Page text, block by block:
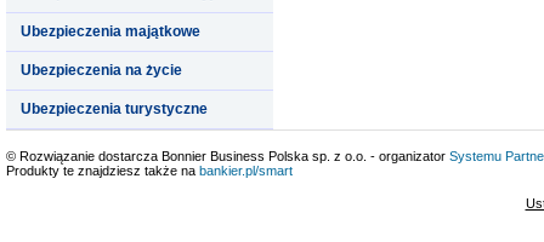
Ubezpieczenia majątkowe
Ubezpieczenia na życie
Ubezpieczenia turystyczne
© Rozwiązanie dostarcza Bonnier Business Polska sp. z o.o. - organizator Systemu
Produkty te znajdziesz także na bankier.pl/smart